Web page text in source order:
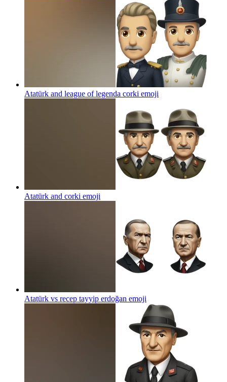
Atatürk and league of legenda corki emoji
Atatürk and corki emoji
Atatürk vs recep tayyip erdoğan emoji